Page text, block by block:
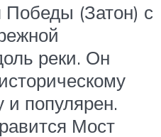
Победы (Затон) с
реки. Он
и популярен.
Мост